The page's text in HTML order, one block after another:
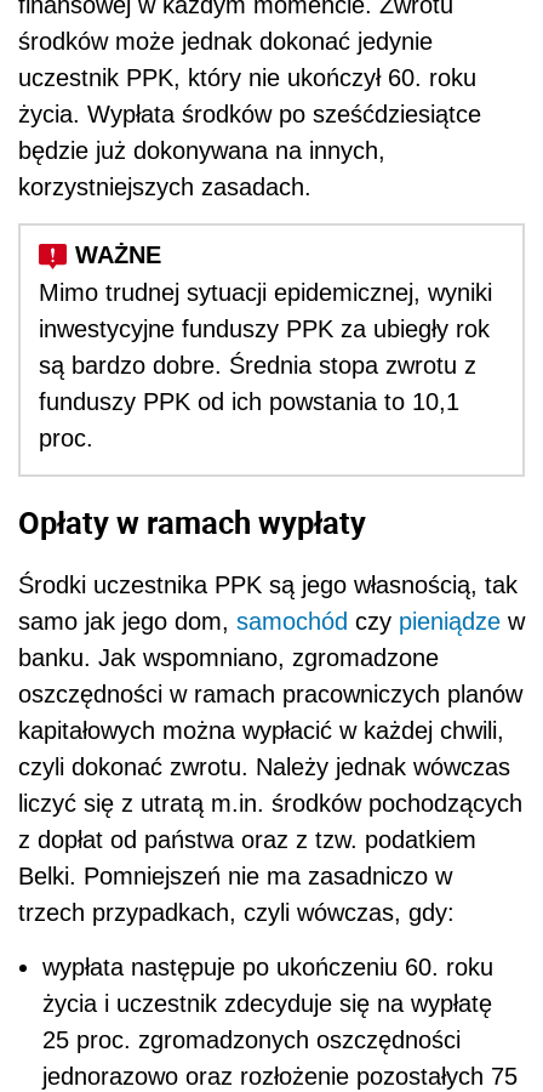
środków może jednak dokonać jedynie
uczestnik PPK, który nie ukończył 60. roku
życia. Wypłata środków po sześćdziesiątce
będzie już dokonywana na innych,
korzystniejszych zasadach.
Mimo trudnej sytuacji epidemicznej, wyniki
inwestycyjne funduszy PPK za ubiegły rok
są bardzo dobre. Średnia stopa zwrotu z
funduszy PPK od ich powstania to 10,1
proc.
Opłaty w ramach wypłaty
Środki uczestnika PPK są jego własnością, tak
samo jak jego dom, samochód czy pieniądze w
banku. Jak wspomniano, zgromadzone
oszczędności w ramach pracowniczych planów
kapitałowych można wypłacić w każdej chwili,
czyli dokonać zwrotu. Należy jednak wówczas
liczyć się z utratą m.in. środków pochodzących
z dopłat od państwa oraz z tzw. podatkiem
Belki. Pomniejszeń nie ma zasadniczo w
trzech przypadkach, czyli wówczas, gdy:
wypłata następuje po ukończeniu 60. roku
życia i uczestnik zdecyduje się na wypłatę
25 proc. zgromadzonych oszczędności
jednorazowo oraz rozłożenie pozostałych 75